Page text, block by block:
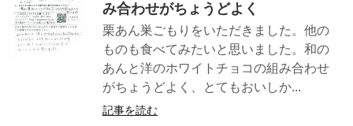
み合わせがちょうどよく
栗あん巣ごもりをいただきました。他の
ものも食べてみたいと思いました。和の
あんと洋のホワイトチョコの組み合わせ
がちょうどよく、とてもおいしか...
記事を読む